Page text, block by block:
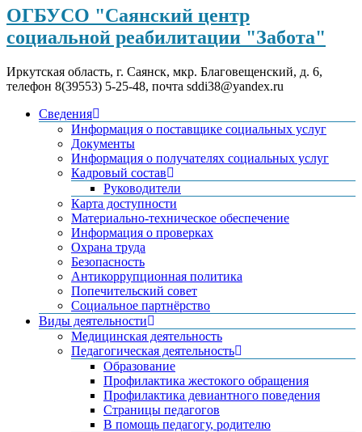
ОГБУСО "Саянский центр
социальной реабилитации "Забота"
Иркутская область, г. Саянск, мкр. Благовещенский, д. 6,
телефон 8(39553) 5-25-48, почта sddi38@yandex.ru
Сведения
Информация о поставщике социальных услуг
Документы
Информация о получателях социальных услуг
Кадровый состав
Руководители
Карта доступности
Материально-техническое обеспечение
Информация о проверках
Охрана труда
Безопасность
Антикоррупционная политика
Попечительский совет
Социальное партнёрство
Виды деятельности
Медицинская деятельность
Педагогическая деятельность
Образование
Профилактика жестокого обращения
Профилактика девиантного поведения
Страницы педагогов
В помощь педагогу, родителю